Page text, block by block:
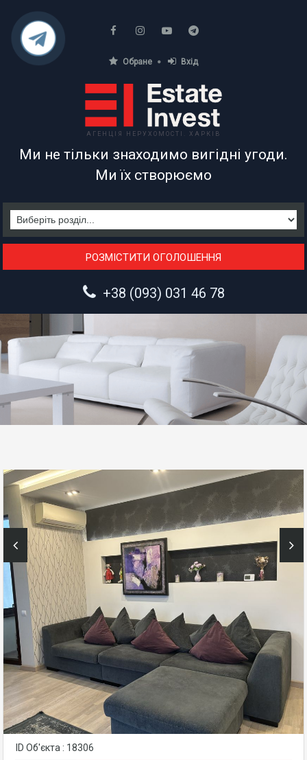
Обране Вхід
АГЕНЦІЯ НЕРУХОМОСТІ. ХАРКІВ
Ми не тільки знаходимо вигідні угоди.
Ми їх створюємо
РОЗМІСТИТИ ОГОЛОШЕННЯ
+38 (093) 031 46 78
ID Об'єкта : 18306